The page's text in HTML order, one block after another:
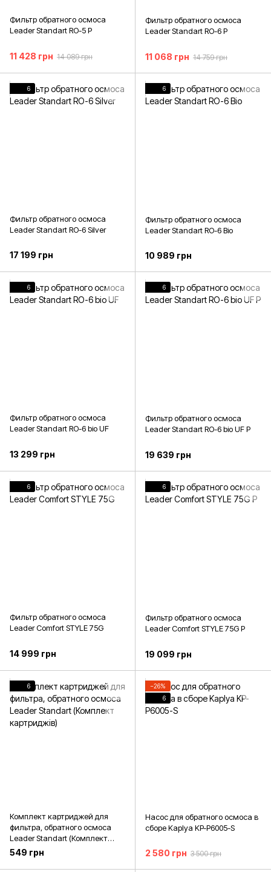
Фильтр обратного осмоса
Leader Standart RO-5 P
11 428 грн 14 089 грн
Фильтр обратного осмоса
Leader Standart RO-6 P
11 068 грн 14 759 грн
6
Фильтр обратного осмоса
Leader Standart RO-6 Silver
17 199 грн
6
Фильтр обратного осмоса
Leader Standart RO-6 Bio
10 989 грн
6
Фильтр обратного осмоса
Leader Standart RO-6 bio UF
13 299 грн
6
Фильтр обратного осмоса
Leader Standart RO-6 bio UF P
19 639 грн
6
Фильтр обратного осмоса
Leader Comfort STYLE 75G
14 999 грн
6
Фильтр обратного осмоса
Leader Comfort STYLE 75G P
19 099 грн
6
Комплект картриджей для
фильтра, обратного осмоса
Leader Standart (Комплект
картриджів)
549 грн
−26%
6
Насос для обратного осмоса в
сборе Kaplya KP-P6005-S
2 580 грн 3 500 грн